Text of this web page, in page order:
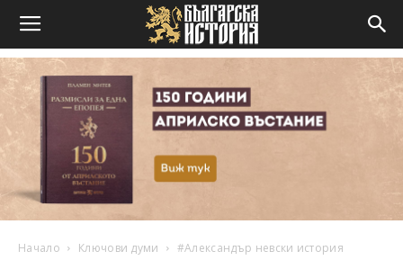
Начало Ключови думи #Александър невски история